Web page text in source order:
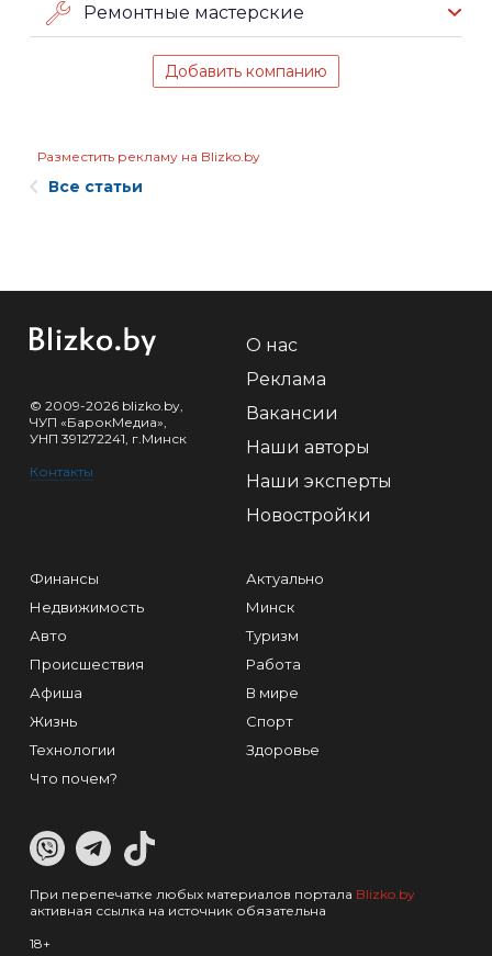
Ремонтные мастерские
Добавить компанию
Разместить рекламу на Blizko.by
Все статьи
© 2009-2026 blizko.by,
ЧУП «БарокМедиа»,
УНП 391272241, г.Минск
Контакты
О нас
Реклама
Вакансии
Наши авторы
Наши эксперты
Новостройки
Финансы
Недвижимость
Авто
Происшествия
Афиша
Жизнь
Технологии
Что почем?
Актуально
Минск
Туризм
Работа
В мире
Спорт
Здоровье
При перепечатке любых материалов портала Blizko.by
активная ссылка на источник обязательна
18+